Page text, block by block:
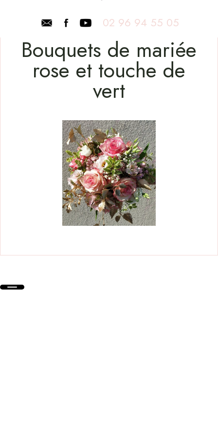
02 96 94 55 05
Bouquets de mariée
rose et touche de
vert